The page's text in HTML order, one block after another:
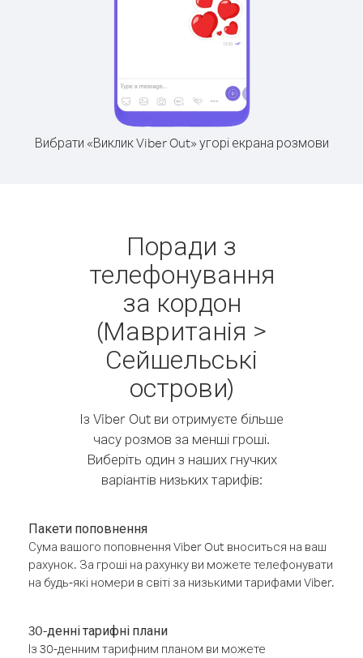
Вибрати «Виклик Viber Out» угорі екрана розмови
Поради з
телефонування
за кордон
(Мавританія >
Сейшельські
острови)
Із Viber Out ви отримуєте більше
часу розмов за менші гроші.
Виберіть один з наших гнучких
варіантів низьких тарифів:
Пакети поповнення
Сума вашого поповнення Viber Out вноситься на ваш
рахунок. За гроші на рахунку ви можете телефонувати
на будь-які номери в світі за низькими тарифами Viber.
30-денні тарифні плани
Із 30-денним тарифним планом ви можете